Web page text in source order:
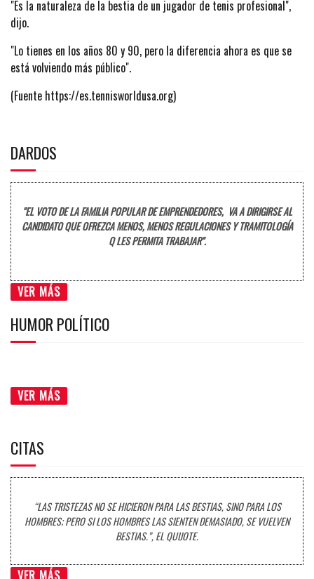
"Es la naturaleza de la bestia de un jugador de tenis profesional",
dijo.
"Lo tienes en los años 80 y 90, pero la diferencia ahora es que se
está volviendo más público".
(Fuente https://es.tennisworldusa.org)
DARDOS
"EL VOTO DE LA FAMILIA POPULAR DE EMPRENDEDORES, VA A DIRIGIRSE AL
CANDIDATO QUE OFREZCA MENOS, MENOS REGULACIONES Y TRAMITOLOGÍA
Q LES PERMITA TRABAJAR".
VER MÁS
HUMOR POLÍTICO
VER MÁS
CITAS
“LAS TRISTEZAS NO SE HICIERON PARA LAS BESTIAS, SINO PARA LOS
HOMBRES; PERO SI LOS HOMBRES LAS SIENTEN DEMASIADO, SE VUELVEN
BESTIAS.”, EL QUIJOTE.
VER MÁS